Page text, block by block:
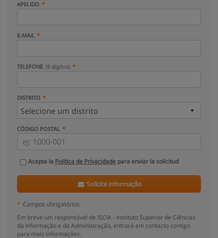
APELIDO
E-MAIL
TELEFONE (9 dígitos)
DISTRITO
CÓDIGO POSTAL
Acepta la Política de Privacidade para enviar la solicitud
Solicite informação
* Campos obrigatórios
Em breve um responsável de ISCIA - Instituto Superior de Ciências
da Informação e da Administração, entrará em contacto contigo
para mais informações.